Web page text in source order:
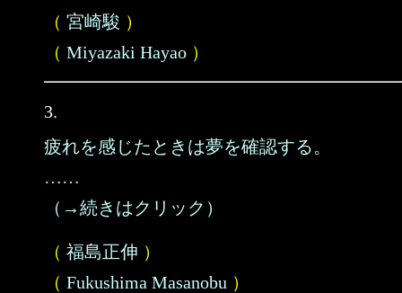
（ 宮崎駿 ）
（ Miyazaki Hayao ）
3.
疲れを感じたときは夢を確認する。
……
（→続きはクリック）
（ 福島正伸 ）
（ Fukushima Masanobu ）